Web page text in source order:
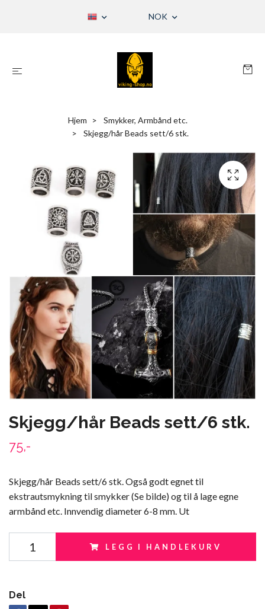
NOK
Hjem
Smykker, Armbånd etc.
Skjegg/hår Beads sett/6 stk.
Skjegg/hår Beads sett/6 stk.
75,-
Skjegg/hår Beads sett/6 stk. Også godt egnet til
ekstrautsmykning til smykker (Se bilde) og til å lage egne
armbånd etc. Innvendig diameter 6-8 mm. Ut
LEGG I HANDLEKURV
Del